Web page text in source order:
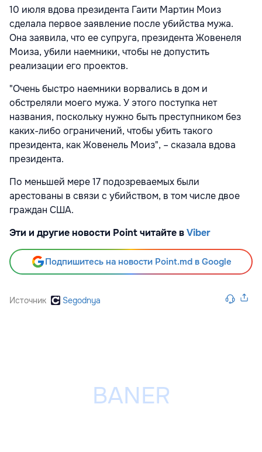
10 июля вдова президента Гаити Мартин Моиз
сделала первое заявление после убийства мужа.
Она заявила, что ее супруга, президента Жовенеля
Моиза, убили наемники, чтобы не допустить
реализации его проектов.
"Очень быстро наемники ворвались в дом и
обстреляли моего мужа. У этого поступка нет
названия, поскольку нужно быть преступником без
каких-либо ограничений, чтобы убить такого
президента, как Жовенель Моиз", – сказала вдова
президента.
По меньшей мере 17 подозреваемых были
арестованы в связи с убийством, в том числе двое
граждан США.
Эти и другие новости Point читайте вViber
Подпишитесь на новости Point.md в Google
Источник Segodnya